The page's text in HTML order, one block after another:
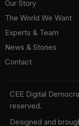
Our Story
The World We Want
Experts & Team
News & Stories
Contact
CEE Digital
reserved.
Designed and